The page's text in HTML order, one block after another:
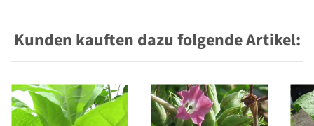
Kunden kauften dazu folgende Artikel: